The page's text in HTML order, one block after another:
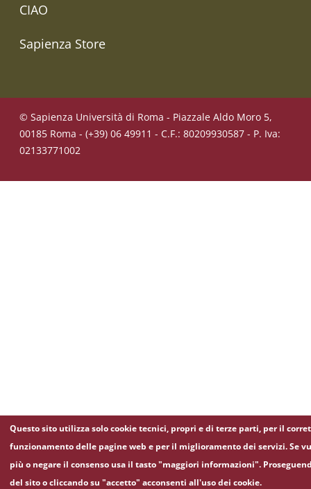
CIAO
Sapienza Store
© Sapienza Università di Roma - Piazzale Aldo Moro 5,
00185 Roma - (+39) 06 49911 - C.F.: 80209930587 - P. Iva:
02133771002
Questo sito utilizza solo cookie tecnici, propri e di terze parti, per il
funzionamento delle pagine web e per il miglioramento dei servizi. Se
più o negare il consenso usa il tasto "maggiori informazioni".
del sito o cliccando su "accetto" acconsenti all'uso dei cookie.